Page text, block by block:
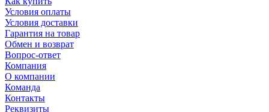
Условия оплаты
Условия доставки
Гарантия на товар
Обмен и возврат
Вопрос-ответ
Компания
О компании
Команда
Контакты
Реквизиты